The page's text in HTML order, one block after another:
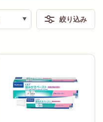
絞り込み
検索